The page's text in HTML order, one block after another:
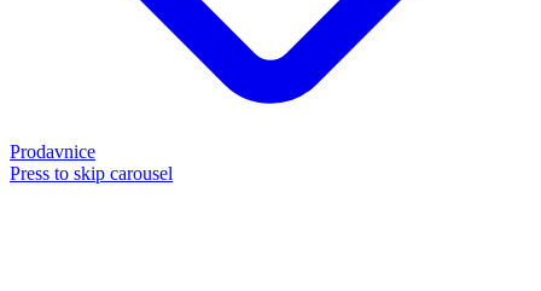
Prodavnice
Press to skip carousel